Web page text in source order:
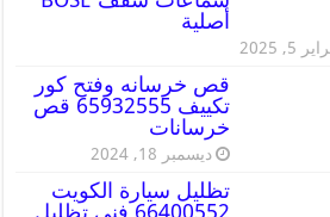
أصلية
5, 2025
قص خرسانه وفتح كور
تكييف 65932555 قص
خرسانات
ديسمبر 18, 2024
تظليل سيارة الكويت
66400552 فني تظليل